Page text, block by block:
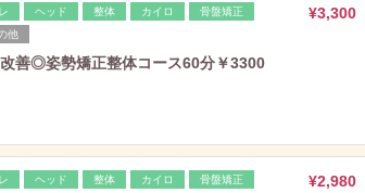
ヘッド 整体 カイロ
骨盤矯正
他
¥3,300
善◎姿勢矯正整体コース60分￥3300
ヘッド 整体 カイロ
骨盤矯正
¥2,980